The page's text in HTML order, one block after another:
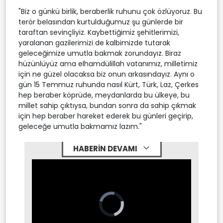
"Biz o günkü birlik, beraberlik ruhunu çok özlüyoruz. Bu
terör belasından kurtulduğumuz şu günlerde bir
taraftan sevinçliyiz. Kaybettiğimiz şehitlerimizi,
yaralanan gazilerimizi de kalbimizde tutarak
geleceğimize umutla bakmak zorundayız. Biraz
hüzünlüyüz ama elhamdülillah vatanımız, milletimiz
için ne güzel olacaksa biz onun arkasındayız. Aynı o
gün 15 Temmuz ruhunda nasıl Kürt, Türk, Laz, Çerkes
hep beraber köprüde, meydanlarda bu ülkeye, bu
millet sahip çıktıysa, bundan sonra da sahip çıkmak
için hep beraber hareket ederek bu günleri geçirip,
geleceğe umutla bakmamız lazım."
HABERİN DEVAMI
Video
Player
is
loading.